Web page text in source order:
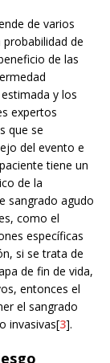
de varios
de
de las
y los
expertos
que se
del evento e
tiene un
de la
sangrado agudo
como el
específicas
si se trata de
de fin de vida,
entonces el
el sangrado
invasivas[3].